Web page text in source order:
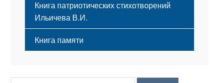
Книга патриотических стихотворений
Ильичева В.И.
Книга памяти